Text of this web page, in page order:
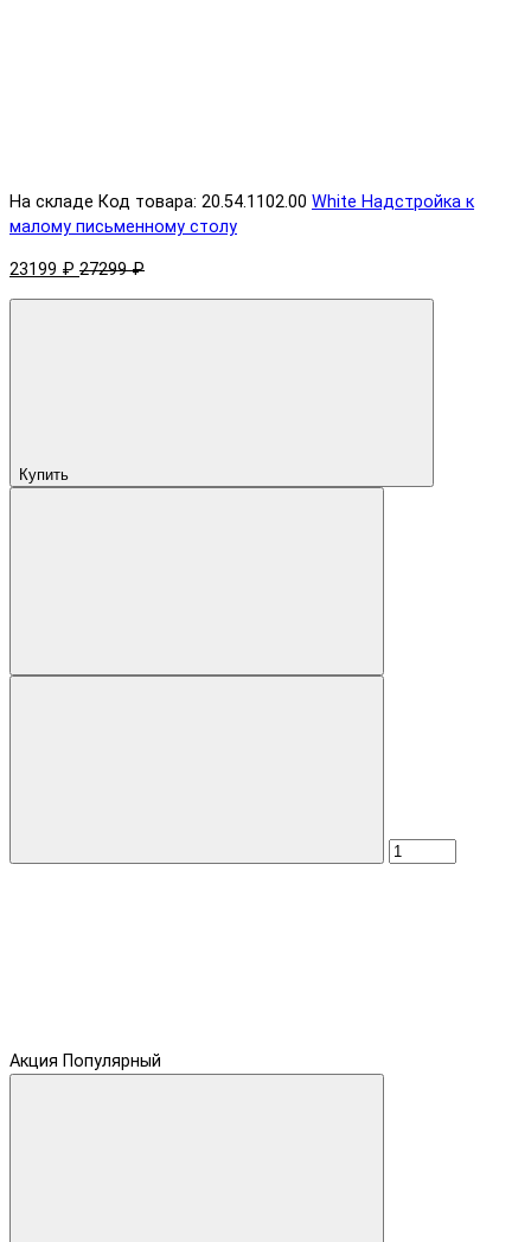
На складе Код товара: 20.54.1102.00 White Надстройка к
малому письменному столу
23199 ₽ 27299 ₽
Купить
Акция Популярный